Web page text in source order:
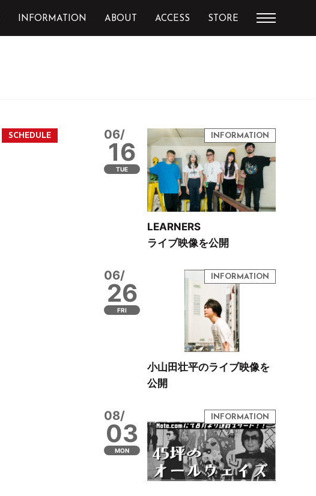
INFORMATION ABOUT ACCESS STORE
06/
16
TUE
LEARNERS
ライブ映像を公開
06/
26
FRI
小山田壮平のライブ映像を
公開
08/
03
MON